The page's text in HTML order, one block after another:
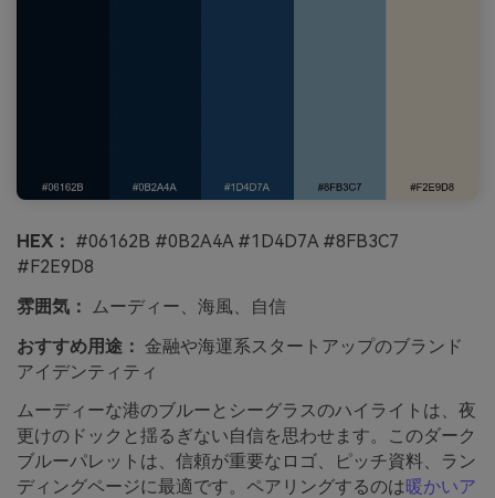
HEX： #06162B #0B2A4A #1D4D7A #8FB3C7
#F2E9D8
雰囲気：
ムーディー、海風、自信
おすすめ用途： 金融や海運系スタートアップのブランド
アイデンティティ
ムーディーな港のブルーとシーグラスのハイライトは、夜
更けのドックと揺るぎない自信を思わせます。このダーク
ブルーパレットは、信頼が重要なロゴ、ピッチ資料、ラン
ディングページに最適です。ペアリングするのは暖かいア